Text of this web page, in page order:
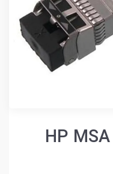
ماژول فیبر نوری 2040 HP MSA